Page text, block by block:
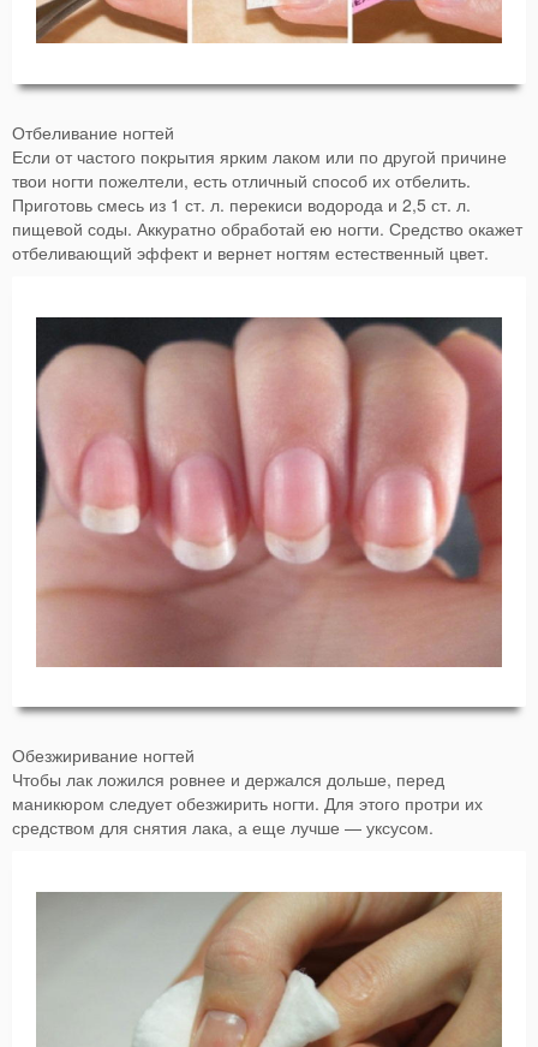
Отбеливание ногтей
Если от частого покрытия ярким лаком или по другой причине
твои ногти пожелтели, есть отличный способ их отбелить.
Приготовь смесь из 1 ст. л. перекиси водорода и 2,5 ст. л.
пищевой соды. Аккуратно обработай ею ногти. Средство окажет
отбеливающий эффект и вернет ногтям естественный цвет.
Обезжиривание ногтей
Чтобы лак ложился ровнее и держался дольше, перед
маникюром следует обезжирить ногти. Для этого протри их
средством для снятия лака, а еще лучше — уксусом.